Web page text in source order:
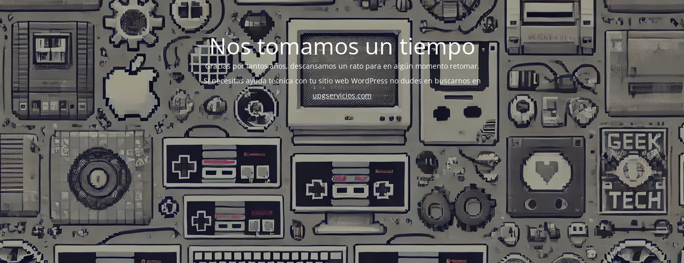
Nos tomamos un tiempo
Gracias por tantos años, descansamos un rato para en algún momento retomar.
Si necesitas ayuda técnica con tu sitio web WordPress no dudes en buscarnos en
upgservicios.com